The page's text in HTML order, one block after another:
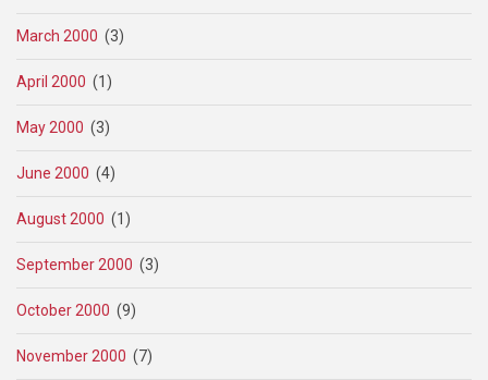
March 2000 (3)
April 2000 (1)
May 2000 (3)
June 2000 (4)
August 2000 (1)
September 2000 (3)
October 2000 (9)
November 2000 (7)